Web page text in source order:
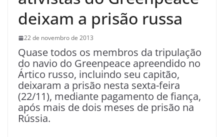
deixam a prisão russa
22 de novembro de 2013
Quase todos os membros da tripulação
do navio do Greenpeace apreendido no
Ártico russo, incluindo seu capitão,
deixaram a prisão nesta sexta-feira
(22/11), mediante pagamento de fiança,
após mais de dois meses de prisão na
Rússia.